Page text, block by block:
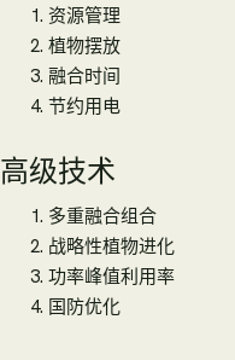
资源管理
植物摆放
融合时间
节约用电
高级技术
多重融合组合
战略性植物进化
功率峰值利用率
国防优化